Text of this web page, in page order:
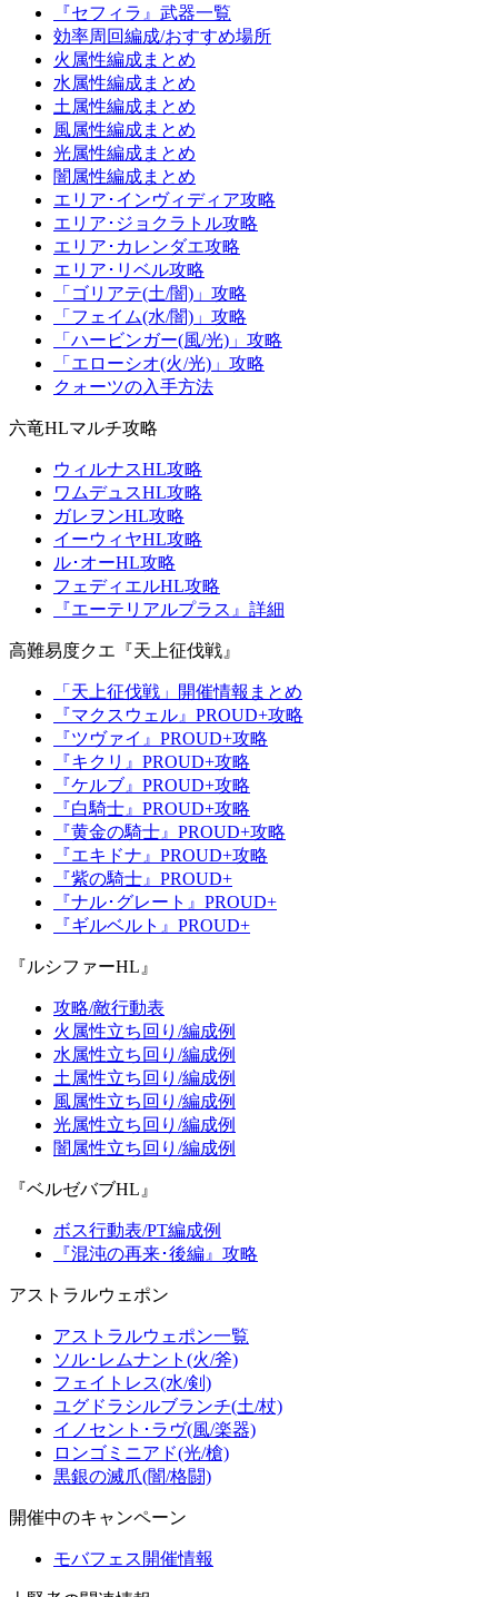
『セフィラ』武器一覧
効率周回編成/おすすめ場所
火属性編成まとめ
水属性編成まとめ
土属性編成まとめ
風属性編成まとめ
光属性編成まとめ
闇属性編成まとめ
エリア･インヴィディア攻略
エリア･ジョクラトル攻略
エリア･カレンダエ攻略
エリア･リベル攻略
「ゴリアテ(土/闇)」攻略
「フェイム(水/闇)」攻略
「ハービンガー(風/光)」攻略
「エローシオ(火/光)」攻略
クォーツの入手方法
六竜HLマルチ攻略
ウィルナスHL攻略
ワムデュスHL攻略
ガレヲンHL攻略
イーウィヤHL攻略
ル･オーHL攻略
フェディエルHL攻略
『エーテリアルプラス』詳細
高難易度クエ『天上征伐戦』
「天上征伐戦」開催情報まとめ
『マクスウェル』PROUD+攻略
『ツヴァイ』PROUD+攻略
『キクリ』PROUD+攻略
『ケルブ』PROUD+攻略
『白騎士』PROUD+攻略
『黄金の騎士』PROUD+攻略
『エキドナ』PROUD+攻略
『紫の騎士』PROUD+
『ナル･グレート』PROUD+
『ギルベルト』PROUD+
『ルシファーHL』
攻略/敵行動表
火属性立ち回り/編成例
水属性立ち回り/編成例
土属性立ち回り/編成例
風属性立ち回り/編成例
光属性立ち回り/編成例
闇属性立ち回り/編成例
『ベルゼバブHL』
ボス行動表/PT編成例
『混沌の再来･後編』攻略
アストラルウェポン
アストラルウェポン一覧
ソル･レムナント(火/斧)
フェイトレス(水/剣)
ユグドラシルブランチ(土/杖)
イノセント･ラヴ(風/楽器)
ロンゴミニアド(光/槍)
黒銀の滅爪(闇/格闘)
開催中のキャンペーン
モバフェス開催情報